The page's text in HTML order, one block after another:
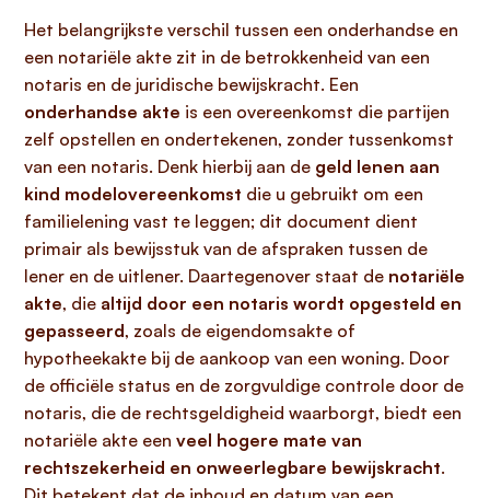
Het belangrijkste verschil tussen een onderhandse en
een notariële akte zit in de betrokkenheid van een
notaris en de juridische bewijskracht. Een
onderhandse akte is een overeenkomst die partijen
zelf opstellen en ondertekenen, zonder tussenkomst
van een notaris. Denk hierbij aan de geld lenen aan
kind modelovereenkomst die u gebruikt om een
familielening vast te leggen; dit document dient
primair als bewijsstuk van de afspraken tussen de
lener en de uitlener. Daartegenover staat de notariële
akte, die altijd door een notaris wordt opgesteld en
gepasseerd, zoals de eigendomsakte of
hypotheekakte bij de aankoop van een woning. Door
de officiële status en de zorgvuldige controle door de
notaris, die de rechtsgeldigheid waarborgt, biedt een
notariële akte een veel hogere mate van
rechtszekerheid en onweerlegbare bewijskracht.